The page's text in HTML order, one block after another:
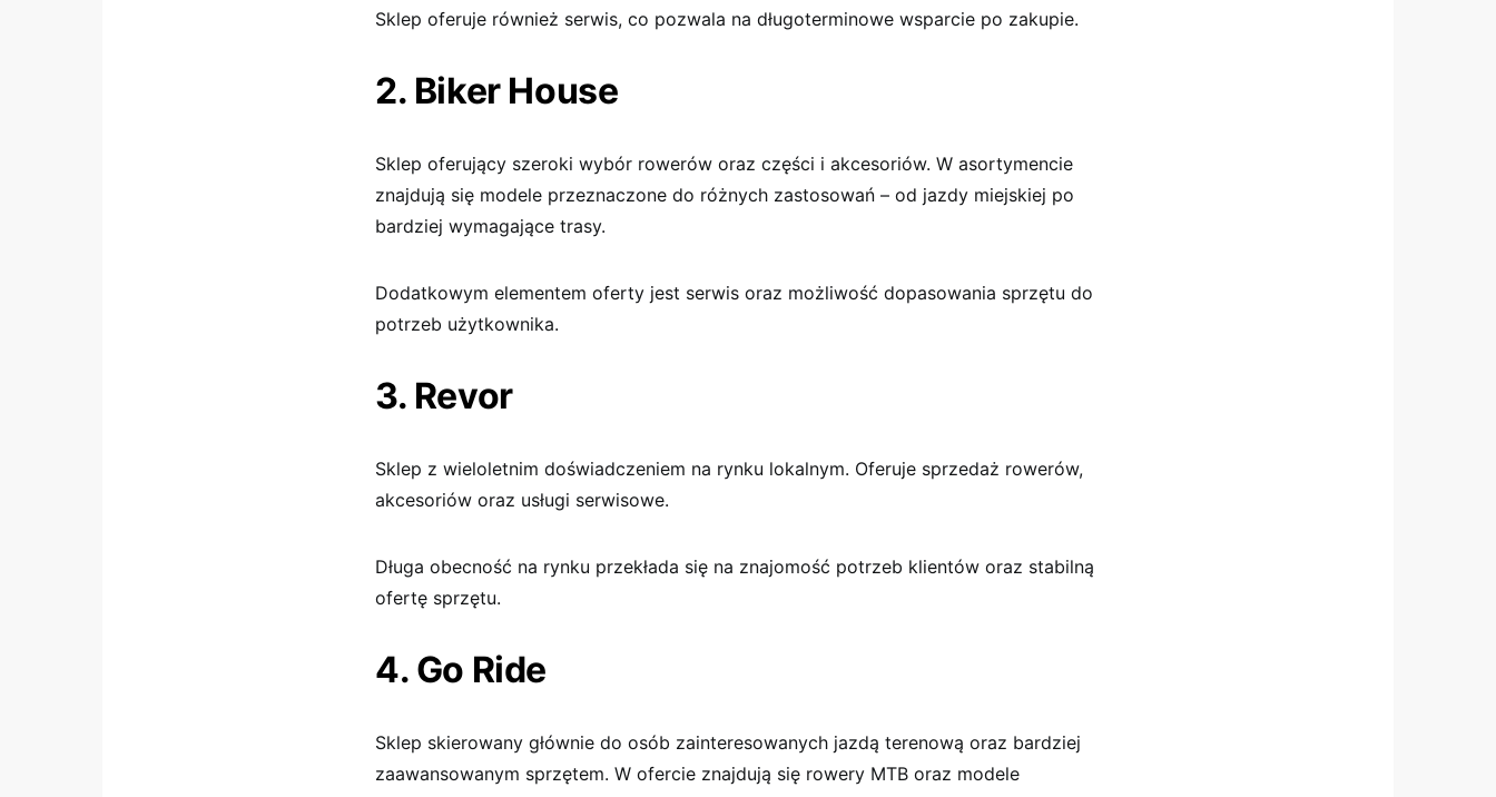
Sklep oferuje również serwis, co pozwala na długoterminowe wsparcie po zakupie.
2. Biker House
Sklep oferujący szeroki wybór rowerów oraz części i akcesoriów. W asortymencie
znajdują się modele przeznaczone do różnych zastosowań – od jazdy miejskiej po
bardziej wymagające trasy.
Dodatkowym elementem oferty jest serwis oraz możliwość dopasowania sprzętu do
potrzeb użytkownika.
3. Revor
Sklep z wieloletnim doświadczeniem na rynku lokalnym. Oferuje sprzedaż rowerów,
akcesoriów oraz usługi serwisowe.
Długa obecność na rynku przekłada się na znajomość potrzeb klientów oraz stabilną
ofertę sprzętu.
4. Go Ride
Sklep skierowany głównie do osób zainteresowanych jazdą terenową oraz bardziej
zaawansowanym sprzętem. W ofercie znajdują się rowery MTB oraz modele